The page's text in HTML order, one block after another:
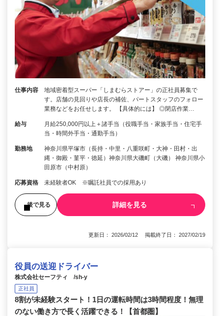
仕事内容
地域密着型スーパー「しまむらストアー」の正社員募集で
す。店舗の見回りや店長の補佐、パートスタッフのフォロー
業務などをお任せします。 【具体的には】 ◎閉店作業…
給与
月給250,000円以上＋諸手当（役職手当・家族手当・住宅手
当・時間外手当・通勤手当）
勤務地
神奈川県平塚市（長持・中里・八重咲町・大神・田村・出
縄・御殿・菫平・徳延）神奈川県大磯町（大磯） 神奈川県小
田原市（中村原）
応募資格 未経験者OK ※嘱託社員での採用あり
後で見る 詳細を見る
更新日： 2026/02/12 掲載終了日： 2027/02/19
役員の送迎ドライバー
株式会社セーフティ /sh-y
正社員
8割が未経験スタート！1日の運転時間は3時間程度！無理
のない働き方で長く活躍できる！【首都圏】